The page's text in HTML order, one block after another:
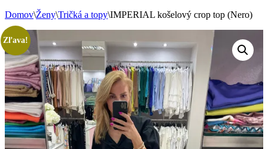
Domov\Ženy\Tričká a topy\IMPERIAL košelový crop top (Nero)
Zľava!